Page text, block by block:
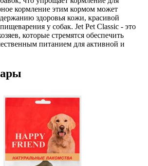
кормление этим кормом может
здоровья кожи, красивой
у собак. Jet Pet Classic - это
которые стремятся обеспечить
питанием для активной и